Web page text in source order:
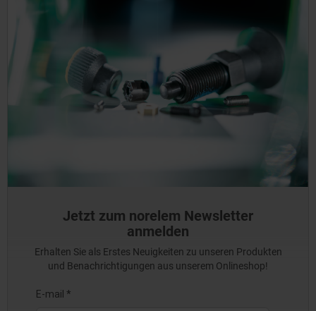
Jetzt zum norelem Newsletter
anmelden
Erhalten Sie als Erstes Neuigkeiten zu unseren Produkten
und Benachrichtigungen aus unserem Onlineshop!